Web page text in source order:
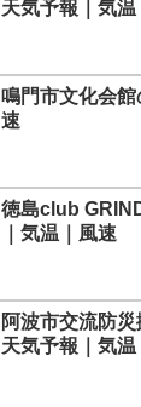
天気予報｜気温
鳴門市文化会
速
徳島club
｜気温｜風速
阿波市交流防
天気予報｜気温